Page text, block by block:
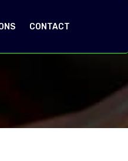
CONTACT